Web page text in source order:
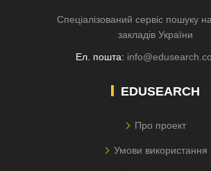
Спеціалізований сервіс пошуку
закладів України
Ел. пошта:
EDUSEARCH
Про проект
Умови використання